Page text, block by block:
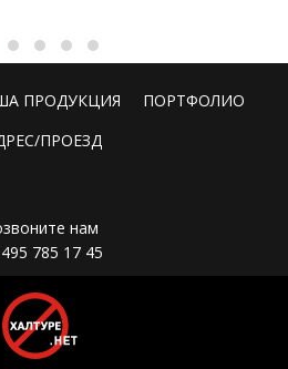
ПРОДУКЦИЯ
ПОРТФОЛИО
ПРОЕЗД
нам
785 17 45